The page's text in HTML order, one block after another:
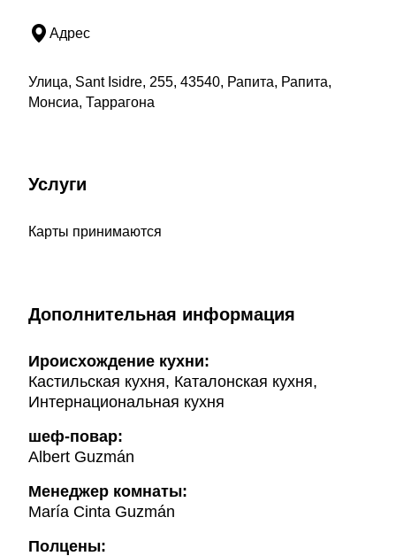
Адрес
Улица, Sant Isidre, 255, 43540, Рапита, Рапита,
Монсиа, Таррагона
Услуги
Карты принимаются
Дополнительная информация
Ироисхождение кухни:
Кастильская кухня, Каталонская кухня,
Интернациональная кухня
шеф-повар:
Albert Guzmán
Менеджер комнаты:
María Cinta Guzmán
Полцены: